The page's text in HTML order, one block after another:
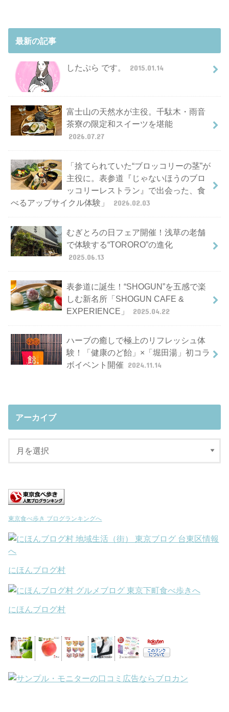
最新の記事
したぷら です。 2015.01.14
富士山の天然水が主役。千駄木・雨音
茶寮の限定和スイーツを堪能
2026.07.27
「捨てられていた“ブロッコリーの茎”が
主役に。表参道『じゃないほうのブロ
ッコリーレストラン』で出会った、食
べるアップサイクル体験」
2026.02.03
むぎとろの日フェア開催！浅草の老舗
で体験する“TORORO”の進化
2025.06.13
表参道に誕生！“SHOGUN”を五感で楽
しむ新名所「SHOGUN CAFE &
EXPERIENCE」
2025.04.22
ハーブの癒しで極上のリフレッシュ体
験！「健康のど飴」×「堀田湯」初コラ
ボイベント開催 2024.11.14
アーカイブ
東京食べ歩き ブログランキングへ
にほんブログ村
にほんブログ村